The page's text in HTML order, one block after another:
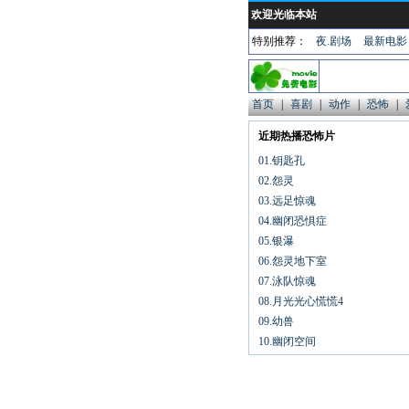
欢迎光临本站
特别推荐： 夜.剧场 最新电影
首页 | 喜剧 | 动作 | 恐怖 |
近期热播恐怖片
01.钥匙孔
02.怨灵
03.远足惊魂
04.幽闭恐惧症
05.银瀑
06.怨灵地下室
07.泳队惊魂
08.月光光心慌慌4
09.幼兽
10.幽闭空间